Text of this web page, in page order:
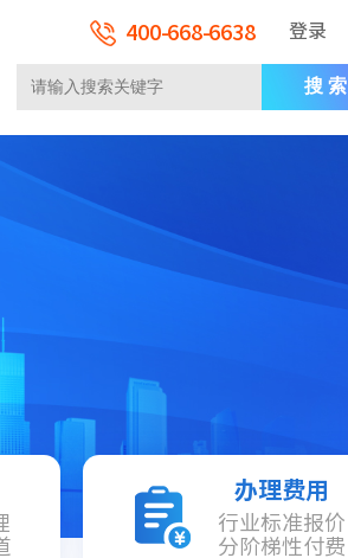
400-668-6638 登录
搜 索
办理费用
行业标准报价
分阶梯性付费